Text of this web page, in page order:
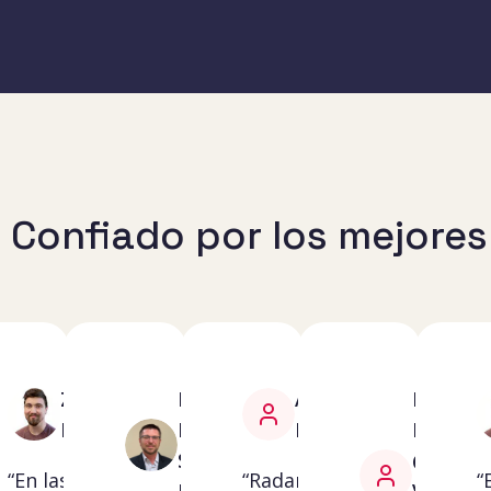
Confiado por los
Zachary
Bennett
“En las
Frank
L.
Smith
Adam
Newbold
“Radar me
IT
Director
@